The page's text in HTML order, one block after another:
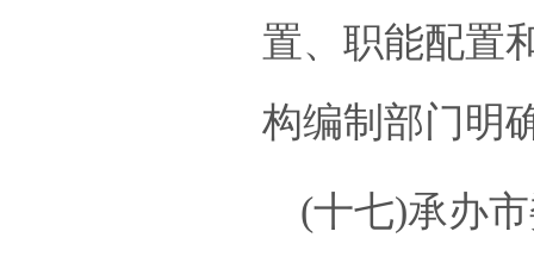
置、职能配置
构编制部门明
(十七)承办